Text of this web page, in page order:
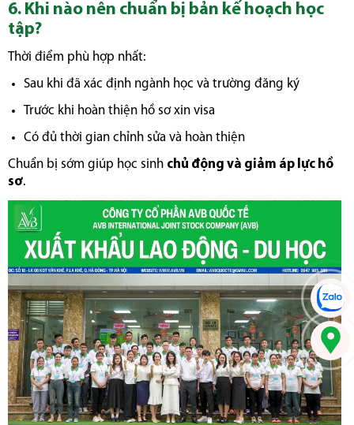
6. Khi nào nên chuẩn bị bản kế hoạch học
tập?
Thời điểm phù hợp nhất:
Sau khi đã xác định ngành học và trường đăng ký
Trước khi hoàn thiện hồ sơ xin visa
Có đủ thời gian chỉnh sửa và hoàn thiện
Chuẩn bị sớm giúp học sinh chủ động và giảm áp lực hồ
sơ.